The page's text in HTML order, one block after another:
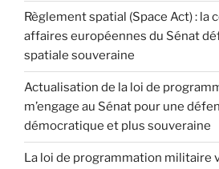
Règlement spatial (Space Act) : la
affaires européennes du Sénat
spatiale souveraine
Actualisation de la loi de
m’engage au Sénat pour une
démocratique et plus souveraine
La loi de programmation militaire